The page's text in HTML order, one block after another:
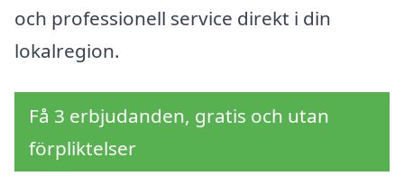
och professionell service direkt i din
lokalregion.
Få 3 erbjudanden, gratis och utan
förpliktelser